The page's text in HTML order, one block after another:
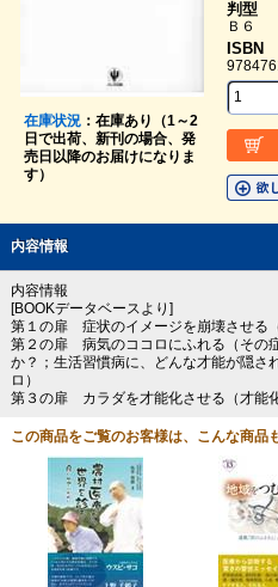
在庫状況：在庫あり（1～2
日で出荷、新刊の場合、発
売日以降のお届けになりま
す）
判型
Ｂ６
ISBN
内容情報
内容情報
[BOOKデータベースより]
第１の扉 症状のイメージを崩壊させる
第２の扉 病気のココロにふれる（その
か？；生活習慣病に、どんな才能が隠さ
ロ）
第３の扉 カラダを才能化させる（才能
この商品をご覧のお客様は、こんな商品